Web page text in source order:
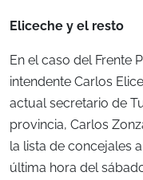
Eliceche y el resto
En el caso del Frente
intendente Carlos
actual secretario de
provincia, Carlos
la lista de concejales
última hora del